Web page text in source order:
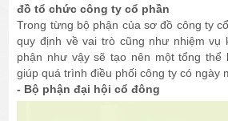
đồ tổ chức công ty cổ phần
Trong từng bộ phận của sơ đồ công ty
quy định về vai trò cũng như nhiệm vụ
phận như vậy sẽ tạo nên một tổng thể
giúp quá trình điều phối công ty có ngày
- Bộ phận đại hội cổ đông